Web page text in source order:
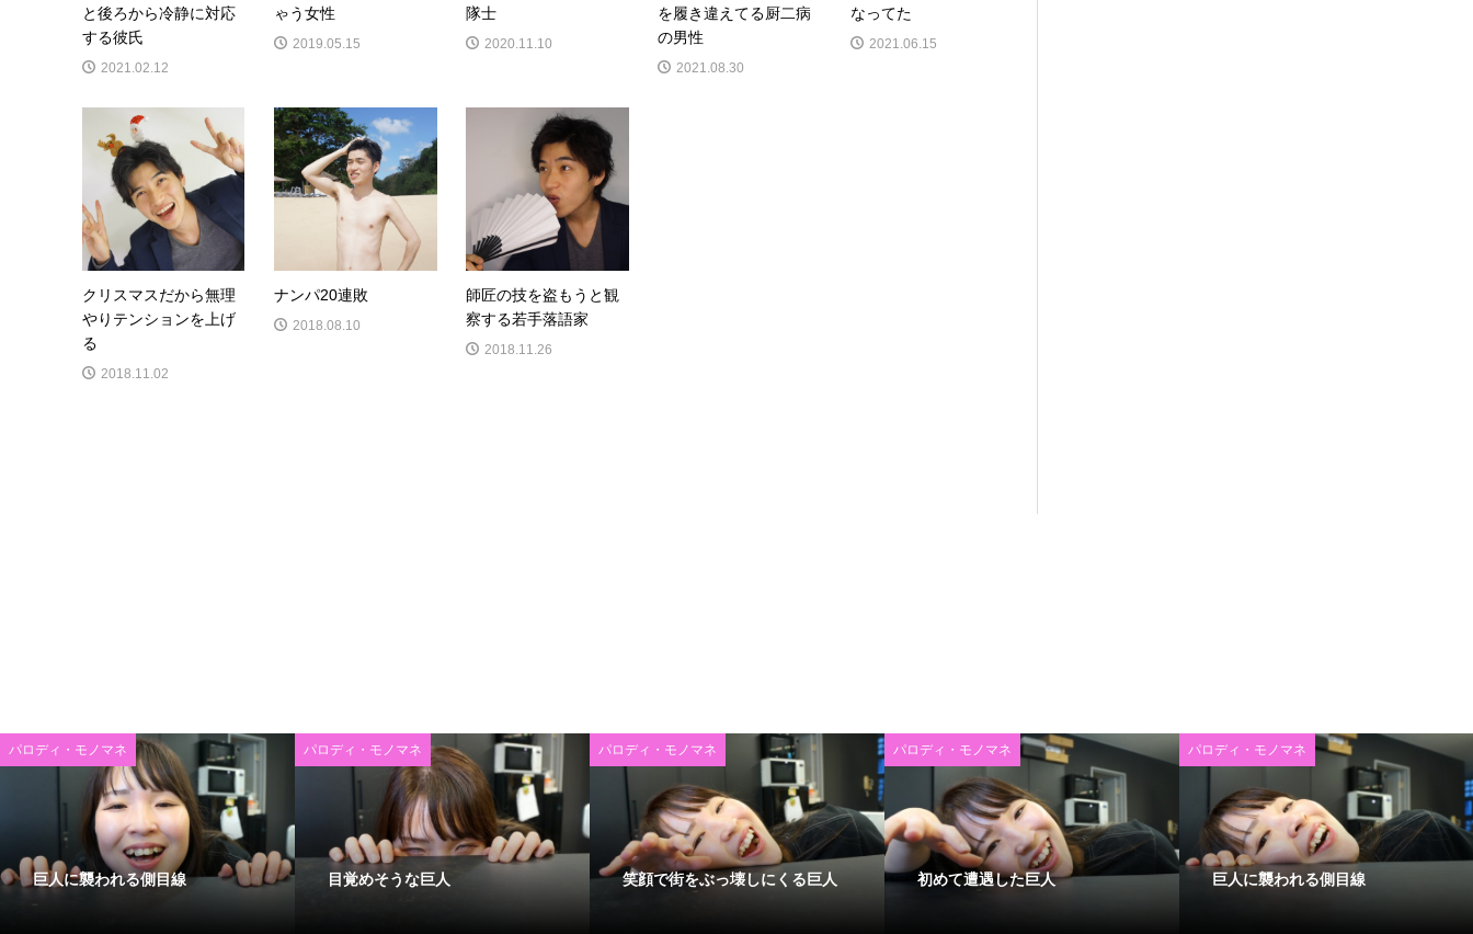
と後ろから冷静に対応
する彼氏
2021.02.12
ゃう女性
2019.05.15
隊士
2020.11.10
を履き違えてる厨二病
の男性
2021.08.30
なってた
2021.06.15
クリスマスだから無理
やりテンションを上げ
る
2018.11.02
ナンパ20連敗
2018.08.10
師匠の技を盗もうと観
察する若手落語家
2018.11.26
パロディ・モノマネ
巨人に襲われる側目線
パロディ・モノマネ
目覚めそうな巨人
パロディ・モノマネ
笑顔で街をぶっ壊しにくる巨人
パロディ・モノマネ
初めて遭遇した巨人
パロディ・モノマネ
巨人に襲われる側目線